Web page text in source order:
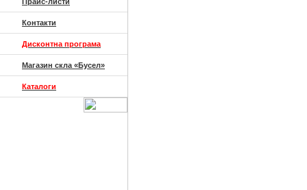
Контакти
Дисконтна програма
Магазин скла «Бусел»
Каталоги